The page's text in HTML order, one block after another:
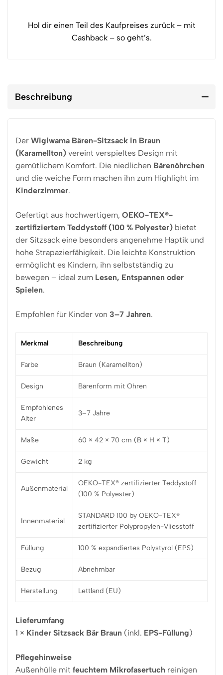
Hol dir einen Teil des Kaufpreises zurück – mit
Cashback – so geht’s.
Beschreibung
Der Wigiwama Bären-Sitzsack in Braun
(Karamellton) vereint verspieltes Design mit
gemütlichem Komfort. Die niedlichen Bärenöhrchen
und die weiche Form machen ihn zum Highlight im
Kinderzimmer.
Gefertigt aus hochwertigem, OEKO-TEX®-
zertifiziertem Teddystoff (100 % Polyester) bietet
der Sitzsack eine besonders angenehme Haptik und
hohe Strapazierfähigkeit. Die leichte Konstruktion
ermöglicht es Kindern, ihn selbstständig zu
bewegen – ideal zum Lesen, Entspannen oder
Spielen.
Empfohlen für Kinder von 3–7 Jahren.
Merkmal Beschreibung
Farbe Braun (Karamellton)
Design Bärenform mit Ohren
Empfohlenes
Alter
3–7 Jahre
Maße 60 × 42 × 70 cm (B × H × T)
Gewicht 2 kg
Außenmaterial
OEKO-TEX® zertifizierter Teddystoff
(100 % Polyester)
Innenmaterial
STANDARD 100 by OEKO-TEX®
zertifizierter Polypropylen-Vliesstoff
Füllung 100 % expandiertes Polystyrol (EPS)
Bezug Abnehmbar
Herstellung Lettland (EU)
Lieferumfang
1 × Kinder Sitzsack Bär Braun (inkl. EPS-Füllung)
Pflegehinweise
Außenhülle mit feuchtem Mikrofasertuch reinigen